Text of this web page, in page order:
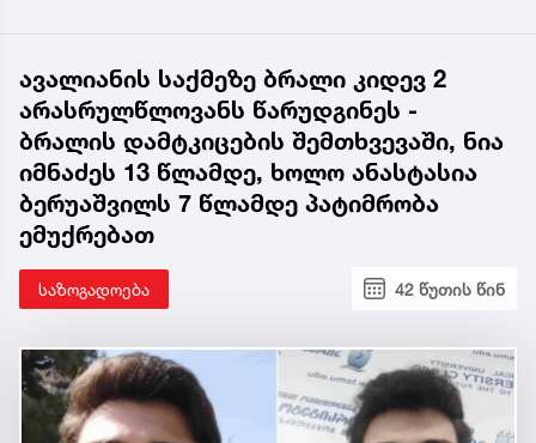
ავალიანის საქმეზე ბრალი კიდევ 2
არასრულწლოვანს წარუდგინეს -
ბრალის დამტკიცების შემთხვევაში, ნია
იმნაძეს 13 წლამდე, ხოლო ანასტასია
ბერუაშვილს 7 წლამდე პატიმრობა
ემუქრებათ
საზოგადოება 42 წუთის წინ